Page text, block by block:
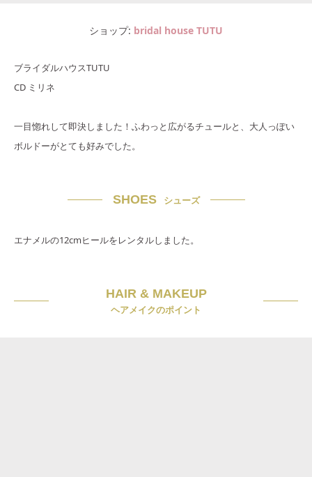
ショップ bridal house TUTU
ブライダルハウスTUTU
CD ミリネ
一目惚れして即決しました！ふわっと広がるチュールと、大人っぽい
ボルドーがとても好みでした。
SHOES シューズ
エナメルの12cmヒールをレンタルしました。
HAIR & MAKEUP
ヘアメイクのポイント